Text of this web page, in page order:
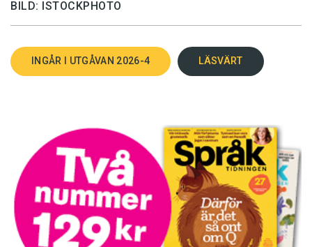
BILD: ISTOCKPHOTO
INGÅR I UTGÅVAN 2026-4 LÄSVÄRT